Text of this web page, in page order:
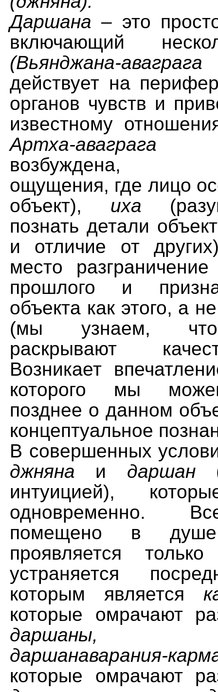
Даршана – это
включающий
(Вьянджана-аваграга
действует на
органов чувств и
известному
Артха-аваграга
возбуждена,
ощущения, где лицо
объект), иха
познать детали
и отличие от
место
прошлого и
объекта как этого, а
(мы узнаем,
раскрывают
Возникает
которого мы
позднее о данном
концептуальное
В совершенных
джняна и даршан
интуицией),
одновременно.
помещено в
проявляется
устраняется
которым является
которые омрачают
даршаны,
даршанаварания-
которые омрачают